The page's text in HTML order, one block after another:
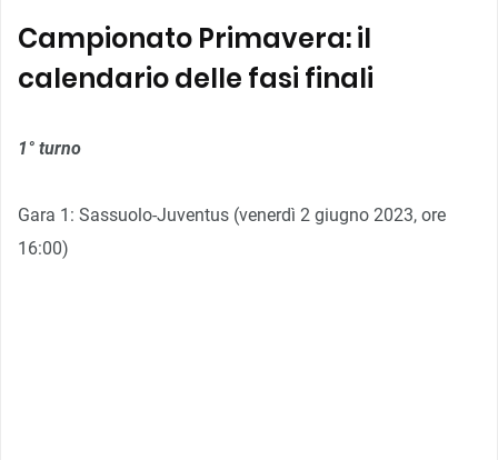
Campionato Primavera: il
calendario delle fasi finali
1° turno
Gara 1: Sassuolo-Juventus (venerdì 2 giugno 2023, ore
16:00)